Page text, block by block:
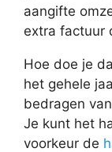
aangifte
extra factuur
Hoe doe je
het gehele
bedragen
Je kunt het
voorkeur de